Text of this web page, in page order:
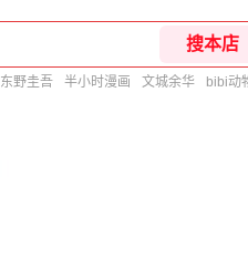
东野圭吾 半小时漫画 文城余华 bibi动